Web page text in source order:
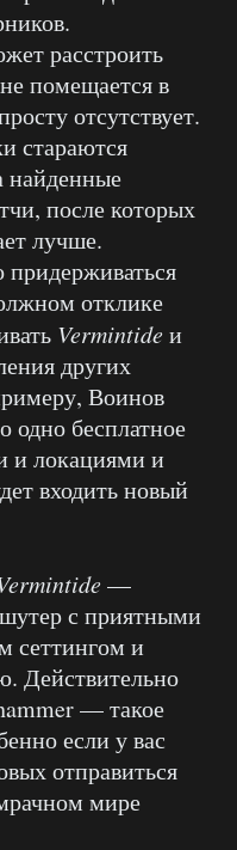
расстроить
помещается в
отсутствует.
стараются
найденные
после которых
лучше.
придерживаться
отклике
Vermintideи
других
Воинов
одно бесплатное
и локациями и
входить новый
—
с приятными
сеттингом и
Действительно
— такое
если у вас
отправиться
мире